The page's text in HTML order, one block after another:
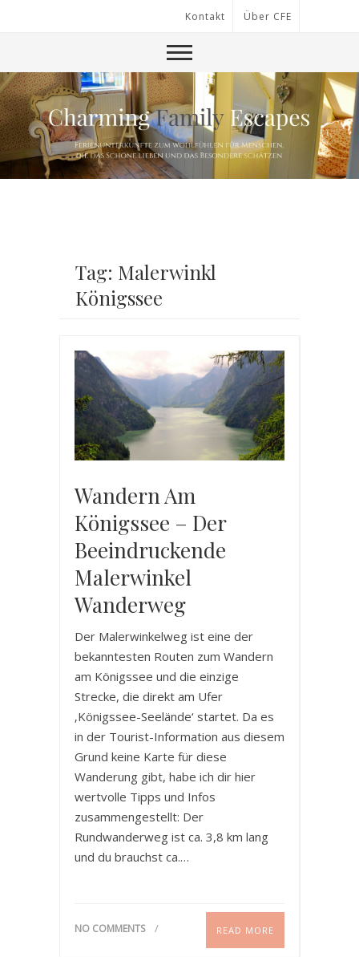
Kontakt Über CFE
Tag: Malerwinkl
Königssee
Wandern Am
Königssee – Der
Beeindruckende
Malerwinkel
Wanderweg
Der Malerwinkelweg ist eine der
bekanntesten Routen zum Wandern
am Königssee und die einzige
Strecke, die direkt am Ufer
‚Königssee-Seelände‘ startet. Da es
in der Tourist-Information aus diesem
Grund keine Karte für diese
Wanderung gibt, habe ich dir hier
wertvolle Tipps und Infos
zusammengestellt: Der
Rundwanderweg ist ca. 3,8 km lang
und du brauchst ca.…
NO COMMENTS READ MORE